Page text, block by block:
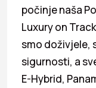
počinje naša
Luxury on
smo doživjele,
sigurnosti, a
E-Hybrid,